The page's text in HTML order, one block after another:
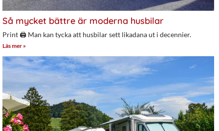
Så mycket bättre är moderna husbilar
Print 🖨 Man kan tycka att husbilar sett likadana ut i decennier.
Läs mer »